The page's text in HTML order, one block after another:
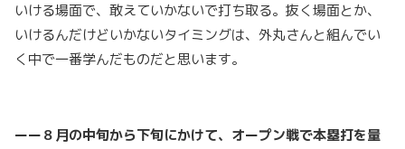
いける場面で、敢えていかないで打ち取る。抜く場面とか、
いけるんだけどいかないタイミングは、外丸さんと組んでい
く中で一番学んだものだと思います。
ーー８月の中旬から下旬にかけて、オープン戦で本塁打を量